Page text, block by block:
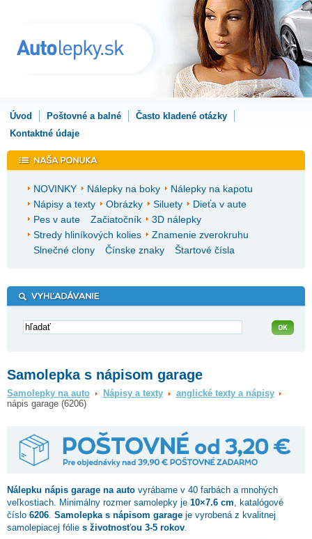
Úvod Poštovné a balné
Často kladené otázky
Kontaktné údaje
NOVINKY Nálepky na boky
Nálepky na kapotu
Nápisy a texty
Obrázky Siluety
Dieťa v aute
Pes v aute
Začiatočník
3D nálepky
Stredy hliníkových kolies
Znamenie zverokruhu
Slnečné clony
Čínske znaky Štartové čísla
Samolepka s nápisom garage
Samolepky na auto Nápisy a texty
anglické texty a nápisy
nápis garage (6206)
Nálepku nápis garage na auto vyrábame v 40 farbách a mnohých
veľkostiach. Minimálny rozmer samolepky je 10×7.6 cm , katalógové
číslo 6206 Samolepka s nápisom garage je vyrobená z kvalitnej
samolepiacej fólie s životnosťou 3-5 rokov